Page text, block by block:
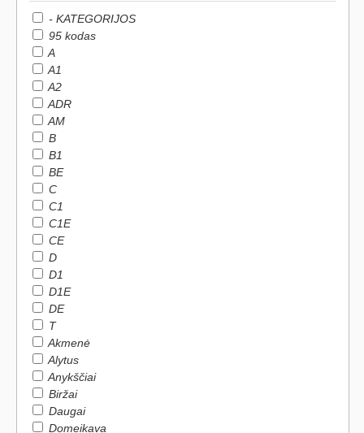
- KATEGORIJOS
95 kodas
A
A1
A2
ADR
AM
B
B1
BE
C
C1
C1E
CE
D
D1
D1E
DE
T
Akmenė
Alytus
Anykščiai
Biržai
Daugai
Domeikava